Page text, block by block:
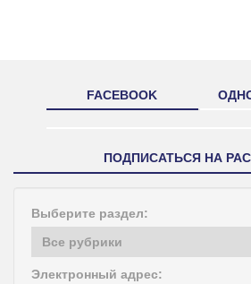
FACEBOOK
ПОДПИСАТЬСЯ НА
Выберите раздел:
Электронный адрес: